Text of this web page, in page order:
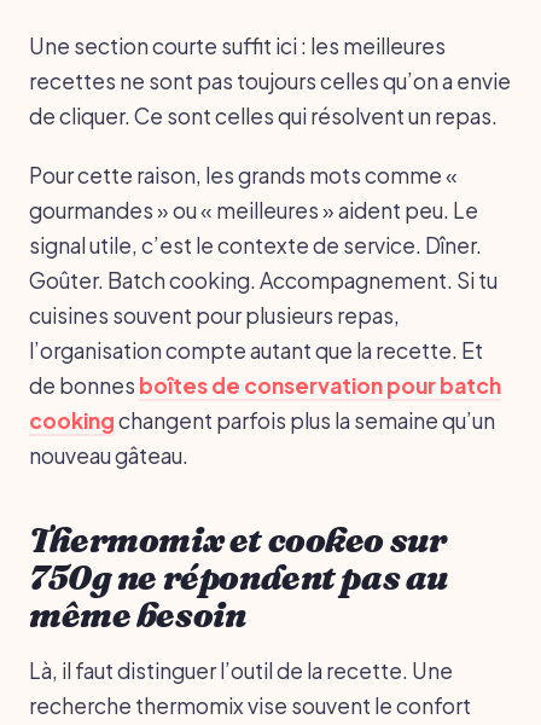
Une section courte suffit ici : les meilleures
recettes ne sont pas toujours celles qu’on a envie
de cliquer. Ce sont celles qui résolvent un repas.
Pour cette raison, les grands mots comme «
gourmandes » ou « meilleures » aident peu. Le
signal utile, c’est le contexte de service. Dîner.
Goûter. Batch cooking. Accompagnement. Si tu
cuisines souvent pour plusieurs repas,
l’organisation compte autant que la recette. Et
de bonnes boîtes de conservation pour batch
cookingchangent parfois plus la semaine qu’un
nouveau gâteau.
Thermomix et cookeo sur
750g ne répondent pas au
même besoin
Là, il faut distinguer l’outil de la recette. Une
recherche thermomix vise souvent le confort